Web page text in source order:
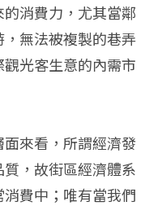
消費力，尤其當鄰
無法被複製的巷弄
光客生意的內需市
來看，所謂經濟發
，故街區經濟體系
費中；唯有當我們